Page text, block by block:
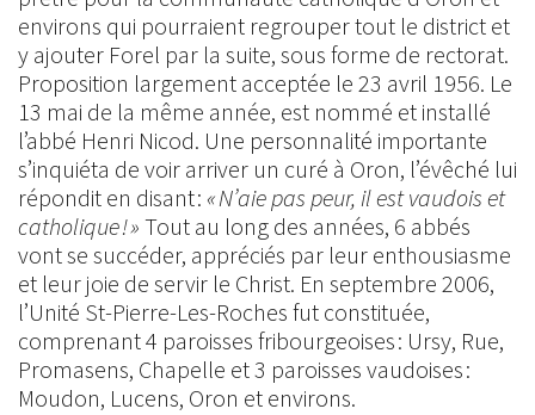
environs qui pourraient regrouper tout le district et
y ajouter Forel par la suite, sous forme de rectorat.
Proposition largement acceptée le 23 avril 1956. Le
13 mai de la même année, est nommé et installé
l’abbé Henri Nicod. Une personnalité importante
s’inquiéta de voir arriver un curé à Oron, l’évêché lui
répondit en disant : « N’aie pas peur, il est vaudois et
catholique ! » Tout au long des années, 6 abbés
vont se succéder, appréciés par leur enthousiasme
et leur joie de servir le Christ. En septembre 2006,
l’Unité St-Pierre-Les-Roches fut constituée,
comprenant 4 paroisses fribourgeoises : Ursy, Rue,
Promasens, Chapelle et 3 paroisses vaudoises :
Moudon, Lucens, Oron et environs.